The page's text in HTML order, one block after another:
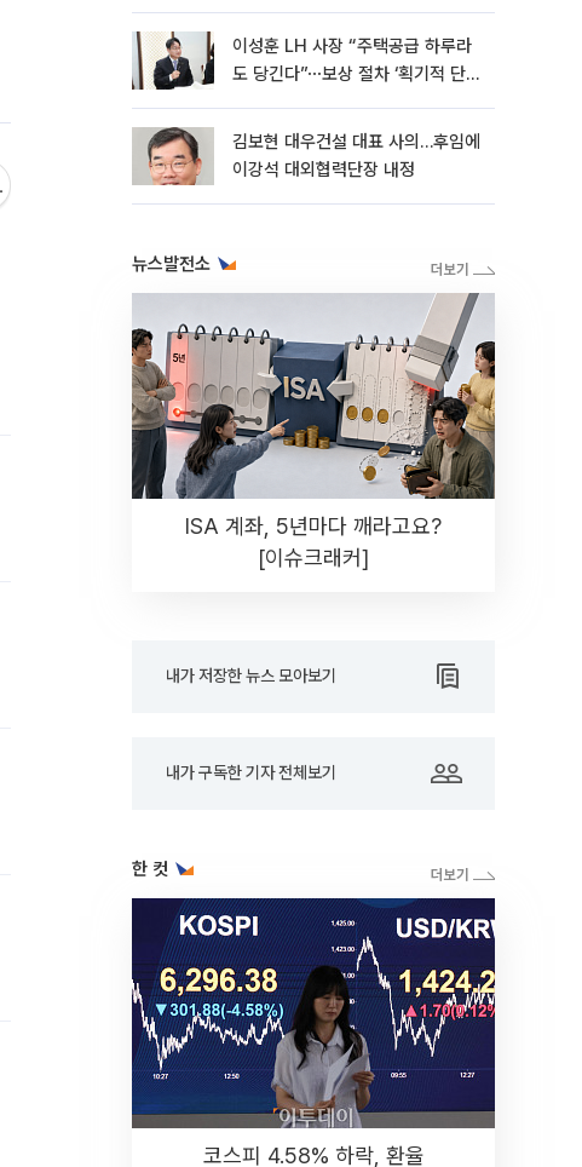
이성훈 LH 사장 “주택공급 하루라
도 당긴다”⋯보상 절차 ‘획기적 단
김보현 대우건설 대표 사의…후임에
이강석 대외협력단장 내정
뉴스발전소
ISA 계좌, 5년마다 깨라고요?
[이슈크래커]
내가 저장한 뉴스 모아보기
내가 구독한 기자 전체보기
한 컷
코스피 4.58% 하락, 환율